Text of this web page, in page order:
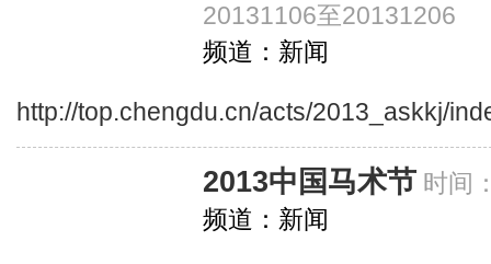
20131106至20131206
频道：新闻
http://top.chengdu.cn/acts/2013_askkj/
2013中国马术节 时间
频道：新闻